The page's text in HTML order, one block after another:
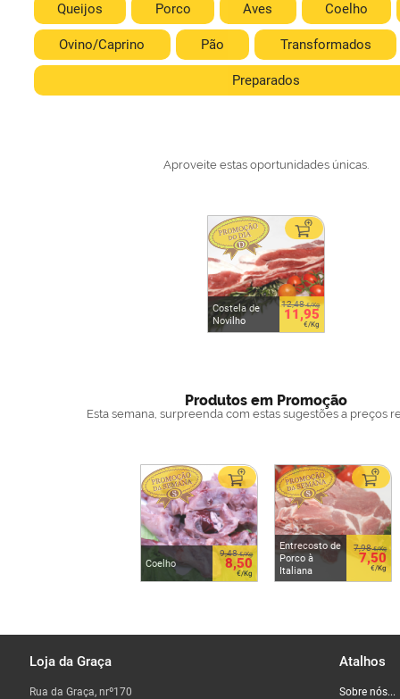
Queijos Porco Aves Coelho
Ovino/Caprino Pão Transformados
Preparados
Aproveite estas oportunidades únicas.
Costela de
Novilho
12,48€/Kg
11,95
€/Kg
Produtos em Promoção
Esta semana, surpreenda com estas sugestões a preços
Coelho
9,48€/Kg
8,50
€/Kg
Entrecosto de
Porco à
Italiana
7,98€/Kg
7,50
€/Kg
Loja da Graça
Rua da Graça, nrº170
Atalhos
Sobre nós...